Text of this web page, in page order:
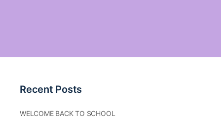
Recent Posts
WELCOME BACK TO SCHOOL